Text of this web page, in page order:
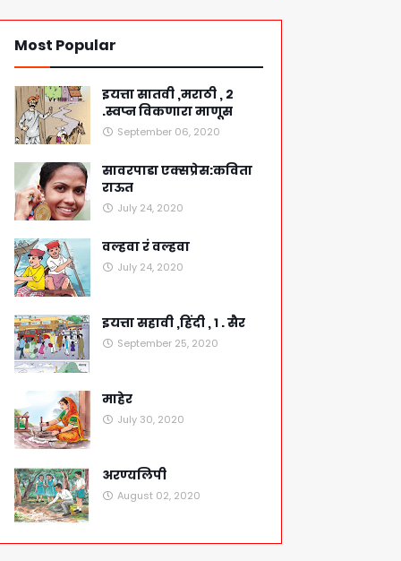
Most Popular
इयत्ता सातवी ,मराठी , २
.स्वप्न विकणारा माणूस
September 06, 2020
सावरपाडा एक्सप्रेस:कविता
राऊत
July 24, 2020
वल्हवा रं वल्हवा
July 24, 2020
इयत्ता सहावी ,हिंदी , १ . सैर
September 25, 2020
माहेर
July 30, 2020
अरण्यलिपी
August 02, 2020